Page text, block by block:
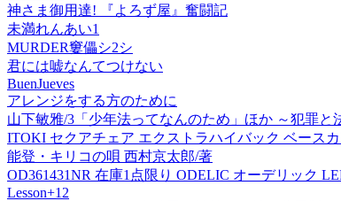
神さま御用達! 『よろず屋』奮闘記
未満れんあい1
MURDER窶儡シ2シ
君には嘘なんてつけない
BuenJueves
アレンジをする方のために
山下敏雅/3「少年法ってなんのため」ほか ～犯罪と
ITOKI セクアチェア エクストラハイバック ベース
能登・キリコの唄 西村京太郎/著
OD361431NR 在庫1点限り ODELIC オーデリック
Lesson+12